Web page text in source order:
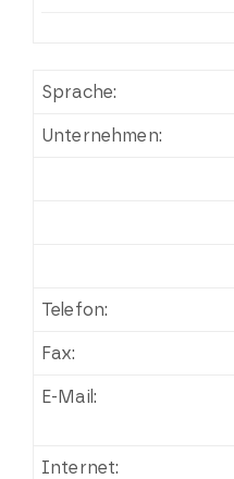
Sprache:
Unternehmen:
Telefon:
Fax:
E-Mail:
Internet: